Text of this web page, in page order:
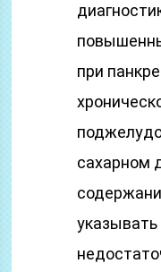
при
сахарном
указывать